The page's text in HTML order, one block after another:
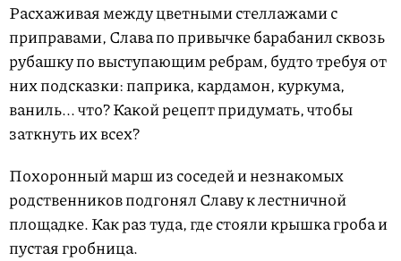
Расхаживая между цветными стеллажами с
приправами, Слава по привычке барабанил сквозь
рубашку по выступающим ребрам, будто требуя от
них подсказки: паприка, кардамон, куркума,
ваниль... что? Какой рецепт придумать, чтобы
заткнуть их всех?
Похоронный марш из соседей и незнакомых
родственников подгонял Славу к лестничной
площадке. Как раз туда, где стояли крышка гроба и
пустая гробница.